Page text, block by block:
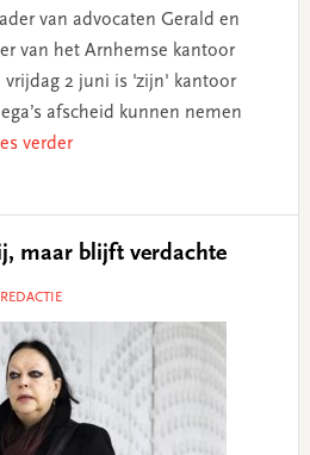
van advocaten Gerald en
van het Arnhemse kantoor
vrijdag 2 juni is 'zijn' kantoor
afscheid kunnen nemen
verder
maar blijft verdachte